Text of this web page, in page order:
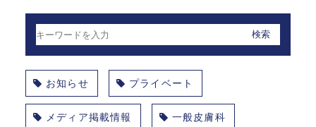
お知らせ プライベート
メディア掲載情報 一般皮膚科